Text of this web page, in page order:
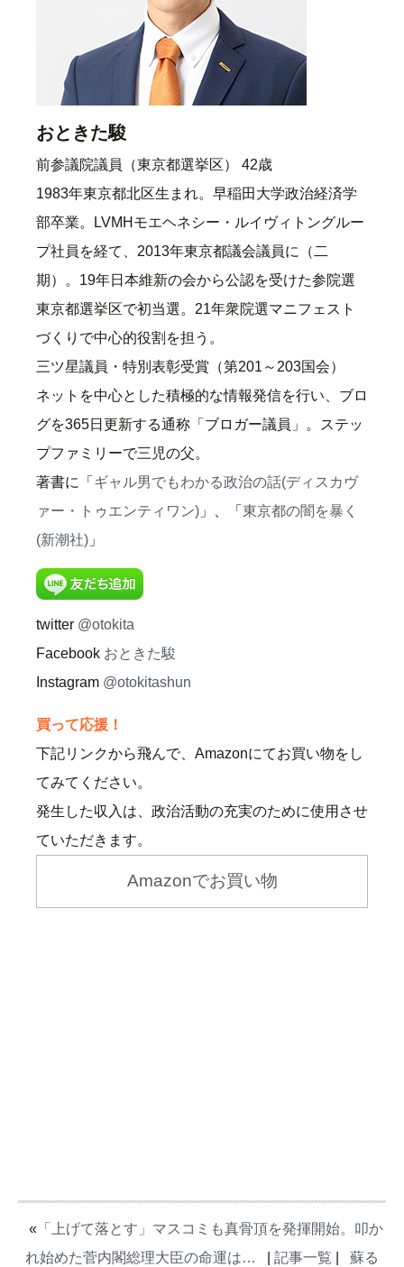
おときた駿
前参議院議員（東京都選挙区） 42歳
1983年東京都北区生まれ。早稲田大学政治経済学
部卒業。LVMHモエヘネシー・ルイヴィトングルー
プ社員を経て、2013年東京都議会議員に（二
期）。19年日本維新の会から公認を受けた参院選
東京都選挙区で初当選。21年衆院選マニフェスト
づくりで中心的役割を担う。
三ツ星議員・特別表彰受賞（第201～203国会）
ネットを中心とした積極的な情報発信を行い、ブロ
グを365日更新する通称「ブロガー議員」。ステッ
プファミリーで三児の父。
著書に「 ギャル男でもわかる政治の話(ディスカヴ
ァー・トゥエンティワン) 」、「 東京都の闇を暴く
(新潮社) 」
twitter @otokita
Facebook おときた駿
Instagram @otokitashun
買って応援！
下記リンクから飛んで、Amazonにてお買い物をし
てみてください。
発生した収入は、政治活動の充実のために使用させ
ていただきます。
Amazonでお買い物
« 「上げて落とす」マスコミも真骨頂を発揮開始。叩か
れ始めた菅内閣総理大臣の命運は…
記事一覧
蘇る